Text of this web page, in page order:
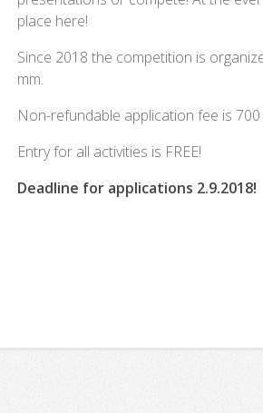
place here!
Since 2018 the competition is
mm.
Non-refundable application fee is 700
Entry for all activities is FREE!
Deadline for applications 2.9.2018!